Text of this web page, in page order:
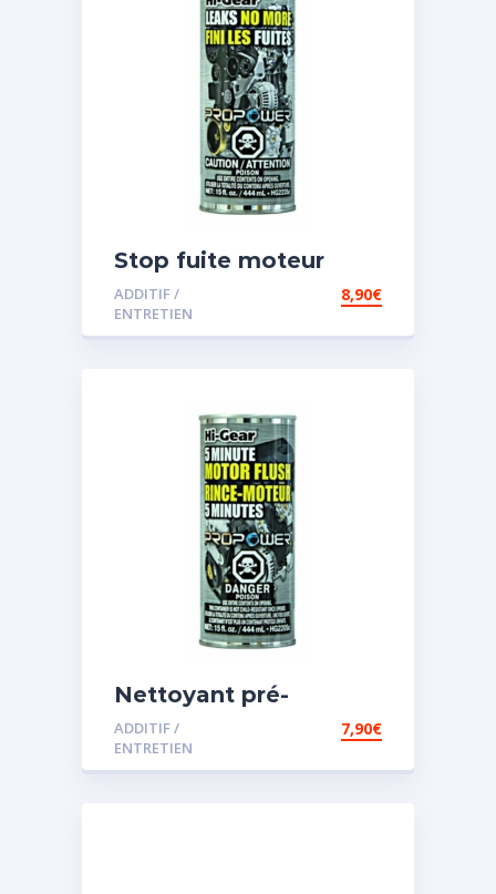
Stop fuite moteur
ADDITIF /
ENTRETIEN
8,90€
Nettoyant pré-
vidange
ADDITIF /
ENTRETIEN
7,90€